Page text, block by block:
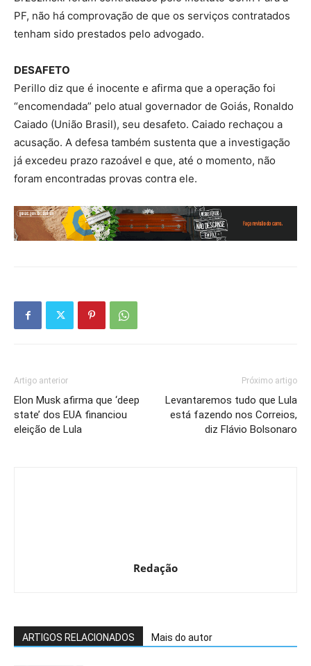
PF, não há comprovação de que os serviços contratados
tenham sido prestados pelo advogado.
DESAFETO
Perillo diz que é inocente e afirma que a operação foi
“encomendada” pelo atual governador de Goiás, Ronaldo
Caiado (União Brasil), seu desafeto. Caiado rechaçou a
acusação. A defesa também sustenta que a investigação
já excedeu prazo razoável e que, até o momento, não
foram encontradas provas contra ele.
Artigo anterior
Elon Musk afirma que ‘deep
state’ dos EUA financiou
eleição de Lula
Próximo artigo
Levantaremos tudo que Lula
está fazendo nos Correios,
diz Flávio Bolsonaro
Redação
ARTIGOS RELACIONADOS Mais do autor